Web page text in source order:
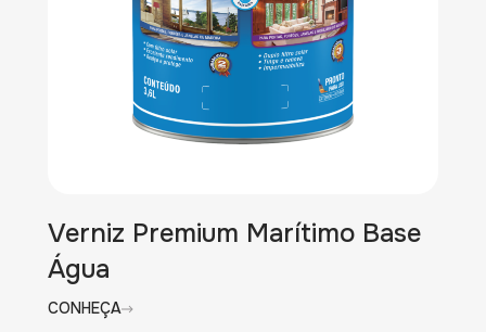
Verniz Premium Marítimo Base
Água
CONHEÇA